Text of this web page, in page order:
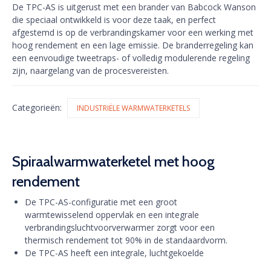
De TPC-AS is uitgerust met een brander van Babcock Wanson
die speciaal ontwikkeld is voor deze taak, en perfect
afgestemd is op de verbrandingskamer voor een werking met
hoog rendement en een lage emissie. De branderregeling kan
een eenvoudige tweetraps- of volledig modulerende regeling
zijn, naargelang van de procesvereisten.
Categorieën: INDUSTRIËLE WARMWATERKETELS
Spiraalwarmwaterketel met hoog
rendement
De TPC-AS-configuratie met een groot
warmtewisselend oppervlak en een integrale
verbrandingsluchtvoorverwarmer zorgt voor een
thermisch rendement tot 90% in de standaardvorm.
De TPC-AS heeft een integrale, luchtgekoelde